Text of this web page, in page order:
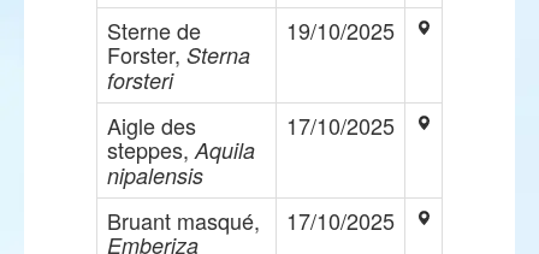
Sterne de
Forster, Sterna
forsteri
19/10/2025
Aigle des
steppes, Aquila
nipalensis
17/10/2025
Bruant masqué,
Emberiza
17/10/2025